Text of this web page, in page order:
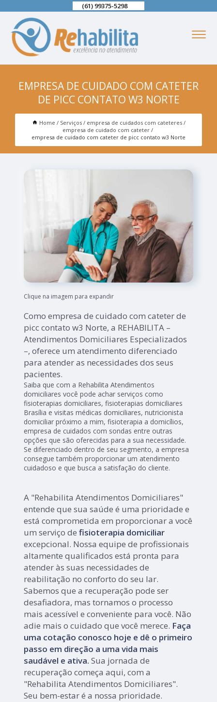
(61) 99375-5298
EMPRESA DE CUIDADO COM CATETER
DE PICC CONTATO W3 NORTE
Home Serviços
empresa de cuidados com cateteres
empresa de cuidado com cateter
empresa de cuidado com cateter de picc contato w3 Norte
Clique na imagem para expandir
Como empresa de cuidado com cateter de
picc contato w3 Norte, a REHABILITA –
Atendimentos Domiciliares Especializados
–, oferece um atendimento diferenciado
para atender as necessidades dos seus
pacientes.
Saiba que com a Rehabilita Atendimentos
domiciliares você pode achar serviços como
fisioterapias domiciliares, fisioterapias domiciliares
Brasília e visitas médicas domiciliares, nutricionista
domiciliar próximo a mim, fisioterapia a domicílios,
empresa de cuidados com sondas entre outras
opções que são oferecidas para a sua necessidade.
Se diferenciado dentro de seu segmento, a empresa
consegue também proporcionar um atendimento
cuidadoso e que busca a satisfação do cliente.
A "Rehabilita Atendimentos Domiciliares"
entende que sua saúde é uma prioridade e
está comprometida em proporcionar a você
um serviço defisioterapia domiciliar
excepcional. Nossa equipe de profissionais
altamente qualificados está pronta para
atender às suas necessidades de
reabilitação no conforto do seu lar.
Sabemos que a recuperação pode ser
desafiadora, mas tornamos o processo
mais acessível e conveniente para você. Não
adie mais o cuidado que você merece. Faça
uma cotação conosco hoje e dê o primeiro
passo em direção a uma vida mais
saudável e ativa. Sua jornada de
recuperação começa aqui, com a
"Rehabilita Atendimentos Domiciliares".
Seu bem-estar é a nossa prioridade.